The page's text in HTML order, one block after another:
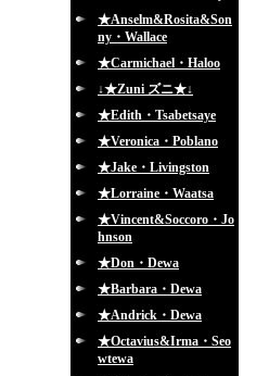
★Anselm&Rosita&Son
ny・Wallace
★Carmichael・Haloo
↓★Zuni ズニ★↓
★Edith・Tsabetsaye
★Veronica・Poblano
★Jake・Livingston
★Lorraine・Waatsa
★Vincent&Soccoro・Jo
hnson
★Don・Dewa
★Barbara・Dewa
★Andrick・Dewa
★Octavius&Irma・Seo
wtewa